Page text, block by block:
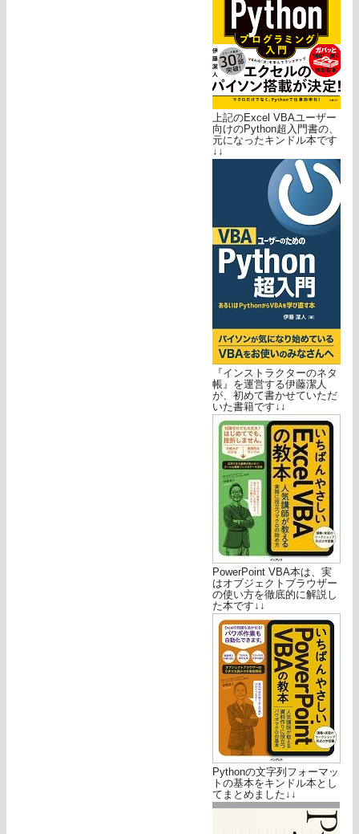
上記のExcel VBAユーザー
向けのPython超入門書の、
元になったキンドル本です
↓↓
『インストラクターのネタ
帳』を運営する伊藤潔人
が、初めて書かせていただ
いた書籍です↓↓
PowerPoint VBA本は、実
はオブジェクトブラウザー
の使い方を徹底的に解説し
た本です↓↓
Pythonの文字列フォーマッ
トの基本をキンドル本とし
てまとめました↓↓